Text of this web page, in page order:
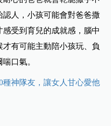
人，小孩可能會對爸爸撒
受到育兒的成就感，腦中
有可能主動陪小孩玩、負
口氣。
種神隊友，讓女人甘心愛他